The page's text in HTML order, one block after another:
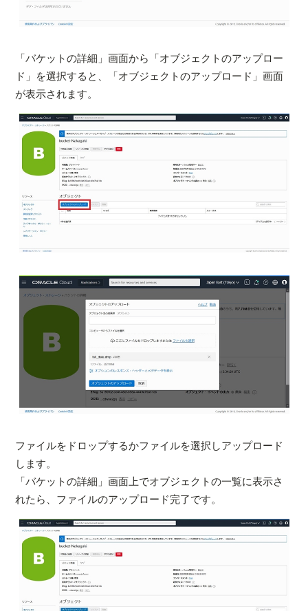
「バケットの詳細」画面から「オブジェクトのアップロー
ド」を選択すると、「オブジェクトのアップロード」画面
が表示されます。
ファイルをドロップするかファイルを選択しアップロード
します。
「バケットの詳細」画面上でオブジェクトの一覧に表示さ
れたら、ファイルのアップロード完了です。